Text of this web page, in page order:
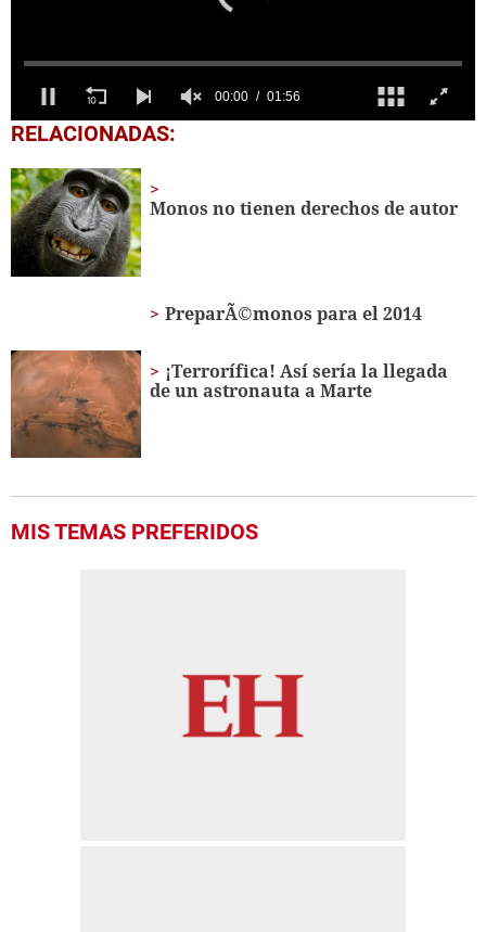
0
seconds
1
minute,
56
seconds
RELACIONADAS:
Monos no tienen derechos de autor
PreparÃ©monos para el 2014
¡Terrorífica! Así sería la llegada
de un astronauta a Marte
MIS TEMAS PREFERIDOS